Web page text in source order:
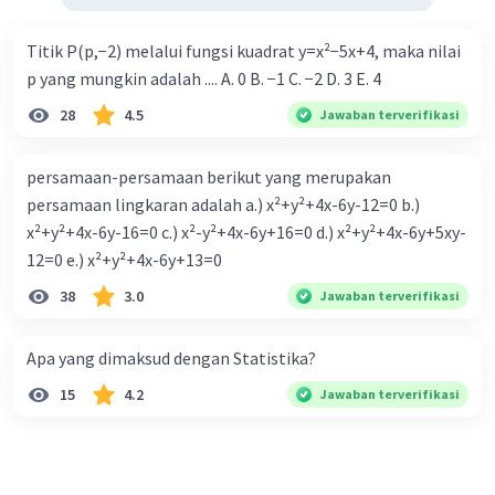
Titik P(p,−2) melalui fungsi kuadrat y=x²−5x+4, maka nilai
p yang mungkin adalah .... A. 0 B. −1 C. −2 D. 3 E. 4
28 4.5 Jawaban terverifikasi
persamaan-persamaan berikut yang merupakan
persamaan lingkaran adalah a.) x²+y²+4x-6y-12=0 b.)
x²+y²+4x-6y-16=0 c.) x²-y²+4x-6y+16=0 d.) x²+y²+4x-6y+5xy-
12=0 e.) x²+y²+4x-6y+13=0
38 3.0 Jawaban terverifikasi
Apa yang dimaksud dengan Statistika?
15 4.2 Jawaban terverifikasi